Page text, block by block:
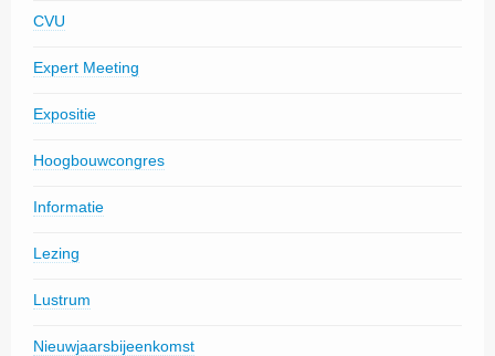
CVU
Expert Meeting
Expositie
Hoogbouwcongres
Informatie
Lezing
Lustrum
Nieuwjaarsbijeenkomst